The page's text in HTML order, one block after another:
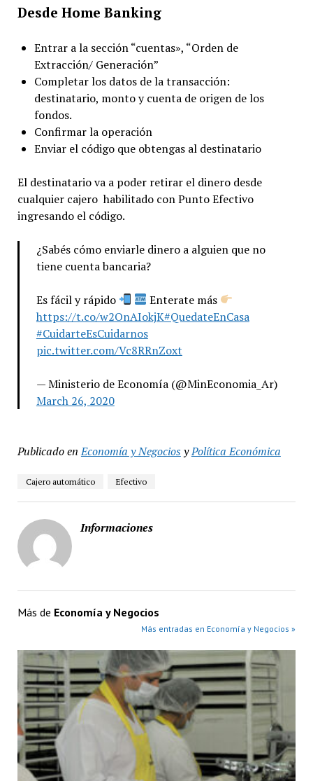
Desde Home Banking
Entrar a la sección “cuentas», “Orden de
Extracción/ Generación”
Completar los datos de la transacción:
destinatario, monto y cuenta de origen de los
fondos.
Confirmar la operación
Enviar el código que obtengas al destinatario
El destinatario va a poder retirar el dinero desde
cualquier cajero habilitado con Punto Efectivo
ingresando el código.
¿Sabés cómo enviarle dinero a alguien que no
tiene cuenta bancaria?
Es fácil y rápido
Enterate más
https://t.co/w2OnAIokjK#QuedateEnCasa
#CuidarteEsCuidarnos
pic.twitter.com/Vc8RRnZoxt
— Ministerio de Economía (@MinEconomia_Ar)
March 26, 2020
Publicado en Economía y NegociosyPolítica Económica
Cajero automático Efectivo
Informaciones
Más de Economía y Negocios
Más entradas en Economía y Negocios »